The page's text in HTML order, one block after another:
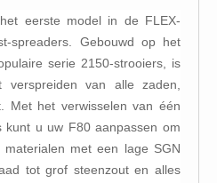
eerste model in de FLEX-
spreaders. Gebouwd op het
serie 2150-strooiers, is
van alle zaden,
Met het verwisselen van één
kunt u uw F80 aanpassen om
met een lage SGN
tot grof steenzout en alles